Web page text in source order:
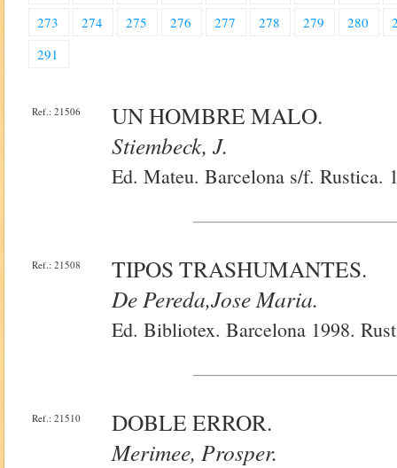
273
274 275 276 277 278 279 280
291
Ref.: 21506
UN HOMBRE MALO.
Stiembeck, J.
Ed. Mateu. Barcelona s/f. Rustica.
Ref.: 21508
TIPOS TRASHUMANTES.
De Pereda,Jose Maria.
Ed. Bibliotex. Barcelona 1998.
Ref.: 21510
DOBLE ERROR.
Merimee, Prosper.